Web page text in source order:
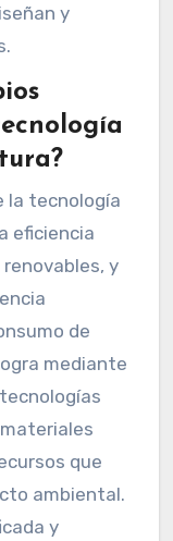
y
la tecnología
eficiencia
y
de
mediante
que
ambiental.
y